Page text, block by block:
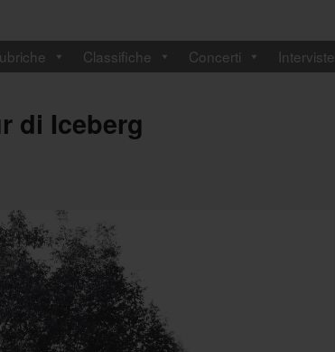
Classifiche Concerti Interviste
di Iceberg